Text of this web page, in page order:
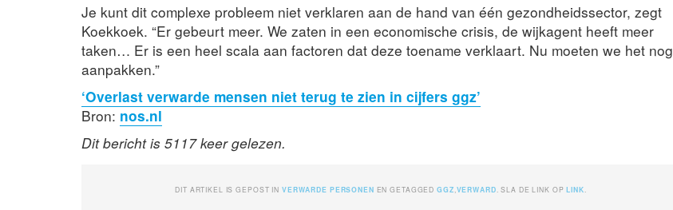
Je kunt dit complexe probleem niet verklaren aan de hand van één gezondheidssector, zegt
Koekkoek. “Er gebeurt meer. We zaten in een economische crisis, de wijkagent heeft meer
taken… Er is een heel scala aan factoren dat deze toename verklaart. Nu moeten we het nog
aanpakken.”
‘Overlast verwarde mensen niet terug te zien in cijfers ggz’
Bron: nos.nl
Dit bericht is 5117 keer gelezen.
DIT ARTIKEL IS GEPOST IN VERWARDE PERSONEN EN GETAGGEDGGZ VERWARD . SLA DE LINK OPLINK